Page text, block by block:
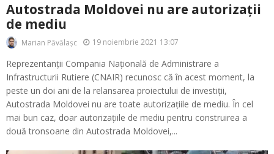
Autostrada Moldovei nu are autorizații
de mediu
Marian Păvălașc 19 noiembrie 2021 13:07
Reprezentanții Compania Națională de Administrare a
Infrastructurii Rutiere (CNAIR) recunosc că în acest moment, la
peste un doi ani de la relansarea proiectului de investiții,
Autostrada Moldovei nu are toate autorizațiile de mediu. În cel
mai bun caz, doar autorizațiile de mediu pentru construirea a
două tronsoane din Autostrada Moldovei,...